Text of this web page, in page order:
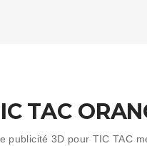
TAC
publicité 3D pour TIC TAC